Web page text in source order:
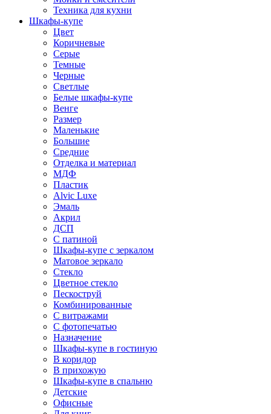
Техника для кухни
Шкафы-купе
Цвет
Коричневые
Серые
Темные
Черные
Светлые
Белые шкафы-купе
Венге
Размер
Маленькие
Большие
Средние
Отделка и материал
МДФ
Пластик
Alvic Luxe
Эмаль
Акрил
ДСП
С патиной
Шкафы-купе с зеркалом
Матовое зеркало
Стекло
Цветное стекло
Пескоструй
Комбинированные
С витражами
С фотопечатью
Назначение
Шкафы-купе в гостиную
В коридор
В прихожую
Шкафы-купе в спальню
Детские
Офисные